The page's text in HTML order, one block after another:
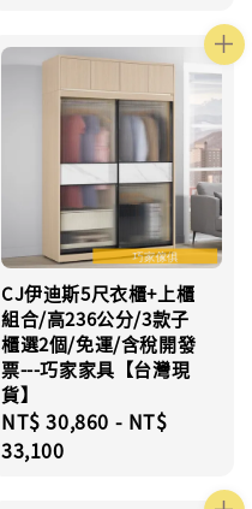
CJ伊迪斯5尺衣櫃+上櫃
組合/高236公分/3款子
櫃選2個/免運/含稅開發
票---巧家家具【台灣現
貨】
Regular
price
NT$ 30,860 - NT$
33,100